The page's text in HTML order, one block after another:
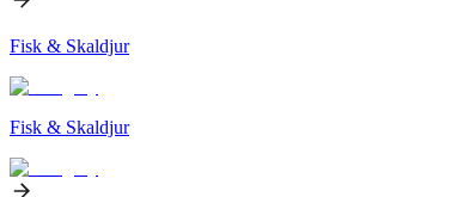
Fisk & Skaldjur
Fisk & Skaldjur